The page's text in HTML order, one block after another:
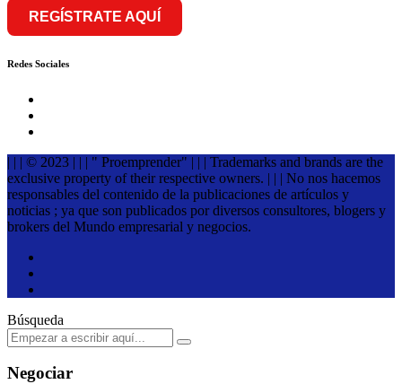
REGÍSTRATE AQUÍ
Redes Sociales
| | | © 2023 | | | " Proemprender" | | | Trademarks and brands are the
exclusive property of their respective owners. | | | No nos hacemos
responsables del contenido de la publicaciones de artículos y
noticias ; ya que son publicados por diversos consultores, blogers y
brokers del Mundo empresarial y negocios.
Búsqueda
Negociar